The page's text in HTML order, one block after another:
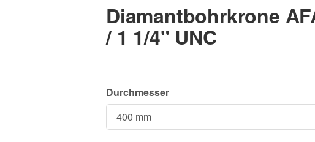
Diamantbohrkrone
/ 1 1/4" UNC
Durchmesser